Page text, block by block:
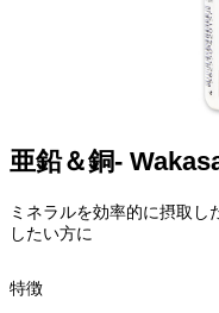
亜鉛＆銅-
ミネラルを効率的に摂取し
したい方に
特徴